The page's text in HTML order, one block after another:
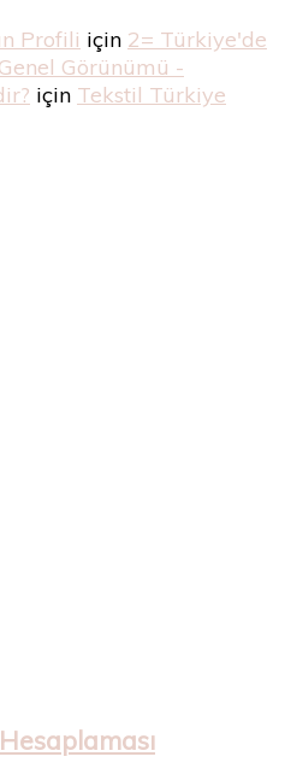
Profili için 2= Türkiye'de
Görünümü -
için Tekstil Türkiye